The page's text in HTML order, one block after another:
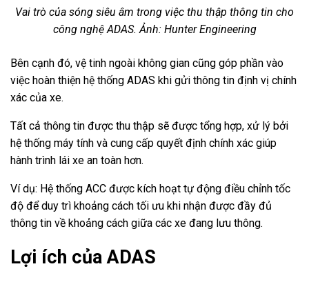
Vai trò của sóng siêu âm trong việc thu thập thông tin cho
công nghệ ADAS. Ảnh: Hunter Engineering
Bên cạnh đó, vệ tinh ngoài không gian cũng góp phần vào
việc hoàn thiện hệ thống ADAS khi gửi thông tin định vị chính
xác của xe.
Tất cả thông tin được thu thập sẽ được tổng hợp, xử lý bởi
hệ thống máy tính và cung cấp quyết định chính xác giúp
hành trình lái xe an toàn hơn.
Ví dụ: Hệ thống ACC được kích hoạt tự động điều chỉnh tốc
độ để duy trì khoảng cách tối ưu khi nhận được đầy đủ
thông tin về khoảng cách giữa các xe đang lưu thông.
Lợi ích của ADAS